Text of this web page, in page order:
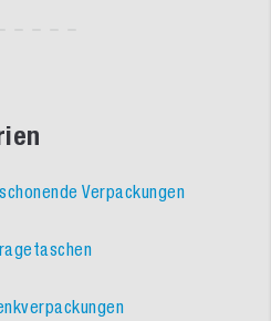
Verpackungen